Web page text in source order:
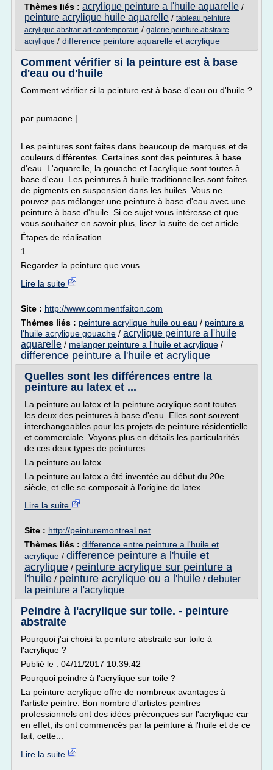
Thèmes liés : acrylique peinture a l'huile aquarelle /
peinture acrylique huile aquarelle / tableau peinture
acrylique abstrait art contemporain / galerie peinture abstraite
acrylique / difference peinture aquarelle et acrylique
Comment vérifier si la peinture est à base
d'eau ou d'huile
Comment vérifier si la peinture est à base d'eau ou d'huile ?
par pumaone |
Les peintures sont faites dans beaucoup de marques et de
couleurs différentes. Certaines sont des peintures à base
d'eau. L'aquarelle, la gouache et l'acrylique sont toutes à
base d'eau. Les peintures à huile traditionnelles sont faites
de pigments en suspension dans les huiles. Vous ne
pouvez pas mélanger une peinture à base d'eau avec une
peinture à base d'huile. Si ce sujet vous intéresse et que
vous souhaitez en savoir plus, lisez la suite de cet article...
Étapes de réalisation
1.
Regardez la peinture que vous...
Lire la suite
Site : http://www.commentfaiton.com
Thèmes liés : peinture acrylique huile ou eau / peinture a
l'huile acrylique gouache / acrylique peinture a l'huile
aquarelle / melanger peinture a l'huile et acrylique /
difference peinture a l'huile et acrylique
Quelles sont les différences entre la
peinture au latex et ...
La peinture au latex et la peinture acrylique sont toutes
les deux des peintures à base d'eau. Elles sont souvent
interchangeables pour les projets de peinture résidentielle
et commerciale. Voyons plus en détails les particularités
de ces deux types de peintures.
La peinture au latex
La peinture au latex a été inventée au début du 20e
siècle, et elle se composait à l'origine de latex...
Lire la suite
Site : http://peinturemontreal.net
Thèmes liés : difference entre peinture a l'huile et
acrylique / difference peinture a l'huile et
acrylique / peinture acrylique sur peinture a
l'huile / peinture acrylique ou a l'huile / debuter
la peinture a l'acrylique
Peindre à l'acrylique sur toile. - peinture
abstraite
Pourquoi j'ai choisi la peinture abstraite sur toile à
l'acrylique ?
Publié le : 04/11/2017 10:39:42
Pourquoi peindre à l'acrylique sur toile ?
La peinture acrylique offre de nombreux avantages à
l'artiste peintre. Bon nombre d'artistes peintres
professionnels ont des idées préconçues sur l'acrylique car
en effet, ils ont commencés par la peinture à l'huile et de ce
fait, cette...
Lire la suite